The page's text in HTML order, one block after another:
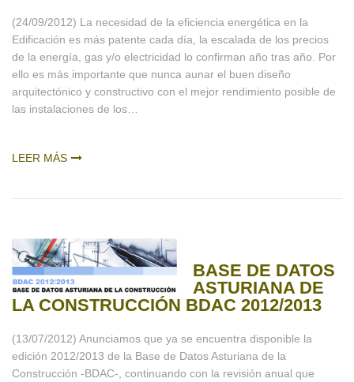
(24/09/2012) La necesidad de la eficiencia energética en la
Edificación es más patente cada día, la escalada de los precios
de la energía, gas y/o electricidad lo confirman año tras año. Por
ello es más importante que nunca aunar el buen diseño
arquitectónico y constructivo con el mejor rendimiento posible de
las instalaciones de los…
LEER MÁS
BASE DE DATOS
ASTURIANA DE
LA CONSTRUCCIÓN BDAC 2012/2013
(13/07/2012) Anunciamos que ya se encuentra disponible la
edición 2012/2013 de la Base de Datos Asturiana de la
Construcción -BDAC-, continuando con la revisión anual que